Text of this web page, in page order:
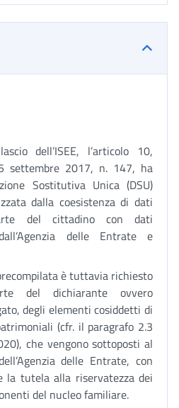
dell’ISEE, l’articolo 10,
settembre 2017, n. 147, ha
Sostitutiva Unica (DSU)
dalla coesistenza di dati
del cittadino con dati
delle Entrate e
è tuttavia richiesto
del dichiarante ovvero
degli elementi cosiddetti di
(cfr. il paragrafo 2.3
che vengono sottoposti al
delle Entrate, con
la tutela alla riservatezza dei
del nucleo familiare.